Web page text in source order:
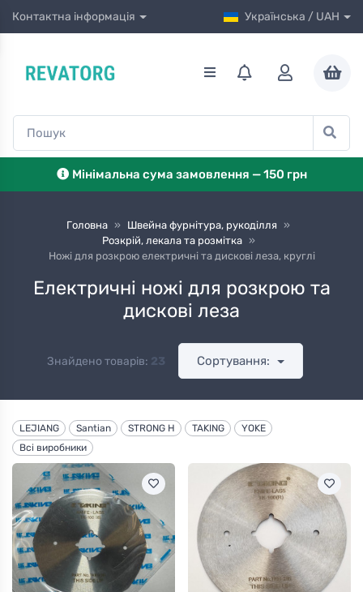
Контактна інформація Українська / UAH
Мінімальна сума замовлення — 150 грн
Головна » Швейна фурнітура, рукоділля
»
Розкрій, лекала та розмітка
»
Ножі для розкрою електричні та дискові леза, круглі
Електричні ножі для розкрою та
дискові леза
Знайдено товарів: 23 Сортування:
LEJIANG Santian STRONG H TAKING
YOKE
Всі виробники